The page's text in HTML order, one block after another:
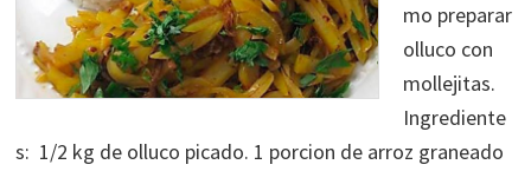
mo preparar
olluco con
mollejitas.
Ingrediente
s: 1/2 kg de olluco picado. 1 porcion de arroz graneado